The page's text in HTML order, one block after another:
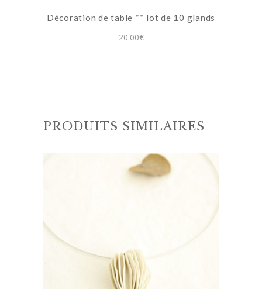
Décoration de table ** lot de 10 glands
20.00€
PRODUITS SIMILAIRES